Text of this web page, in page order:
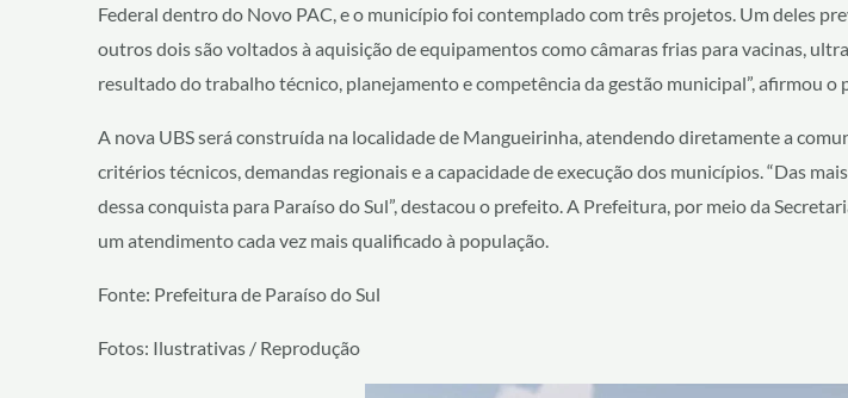
Federal dentro do Novo PAC, e o município foi contemplado com três projetos. Um deles
outros dois são voltados à aquisição de equipamentos como câmaras frias para vacinas,
resultado do trabalho técnico, planejamento e competência da gestão municipal”, afirmou
A nova UBS será construída na localidade de Mangueirinha, atendendo diretamente a
critérios técnicos, demandas regionais e a capacidade de execução dos municípios. “Das
dessa conquista para Paraíso do Sul”, destacou o prefeito. A Prefeitura, por meio da
um atendimento cada vez mais qualificado à população.
Fonte: Prefeitura de Paraíso do Sul
Fotos: Ilustrativas / Reprodução